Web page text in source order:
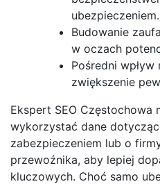
ubezpieczeniem.
Budowanie
w oczach
Pośredni
zwiększenie
Ekspert SEO Częstochowa
wykorzystać dane
zabezpieczeniem lub o
przewoźnika, aby lepiej
kluczowych. Choć samo